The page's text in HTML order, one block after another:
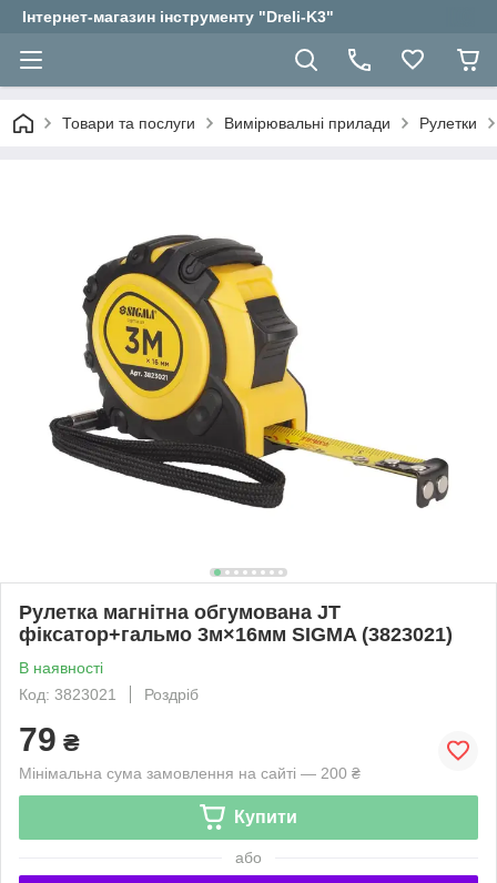
Інтернет-магазин інструменту "Dreli-K3"
Товари та послуги Вимірювальні прилади Рулетки
Рулетка магнітна обгумована JT
фіксатор+гальмо 3м×16мм SIGMA (3823021)
В наявності
Код: 3823021
Роздріб
79 ₴
Мінімальна сума замовлення на сайті — 200 ₴
Купити
або